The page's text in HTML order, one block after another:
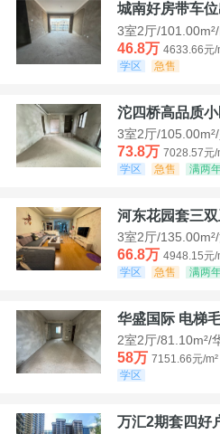
城南好房带车
3室2厅/
46.8万 4633.66元/
学区
急售
沱四桥高品质
3室2厅/
73.8万 7028.57元/
学区
急售 满两
河东花园套三
3室2厅/
66.8万 4948.15元/
学区
急售 满两
华盛国际 电梯
2室2厅/81.10m²/
58万 7151.66元/m²
学区
万汇2期套四好